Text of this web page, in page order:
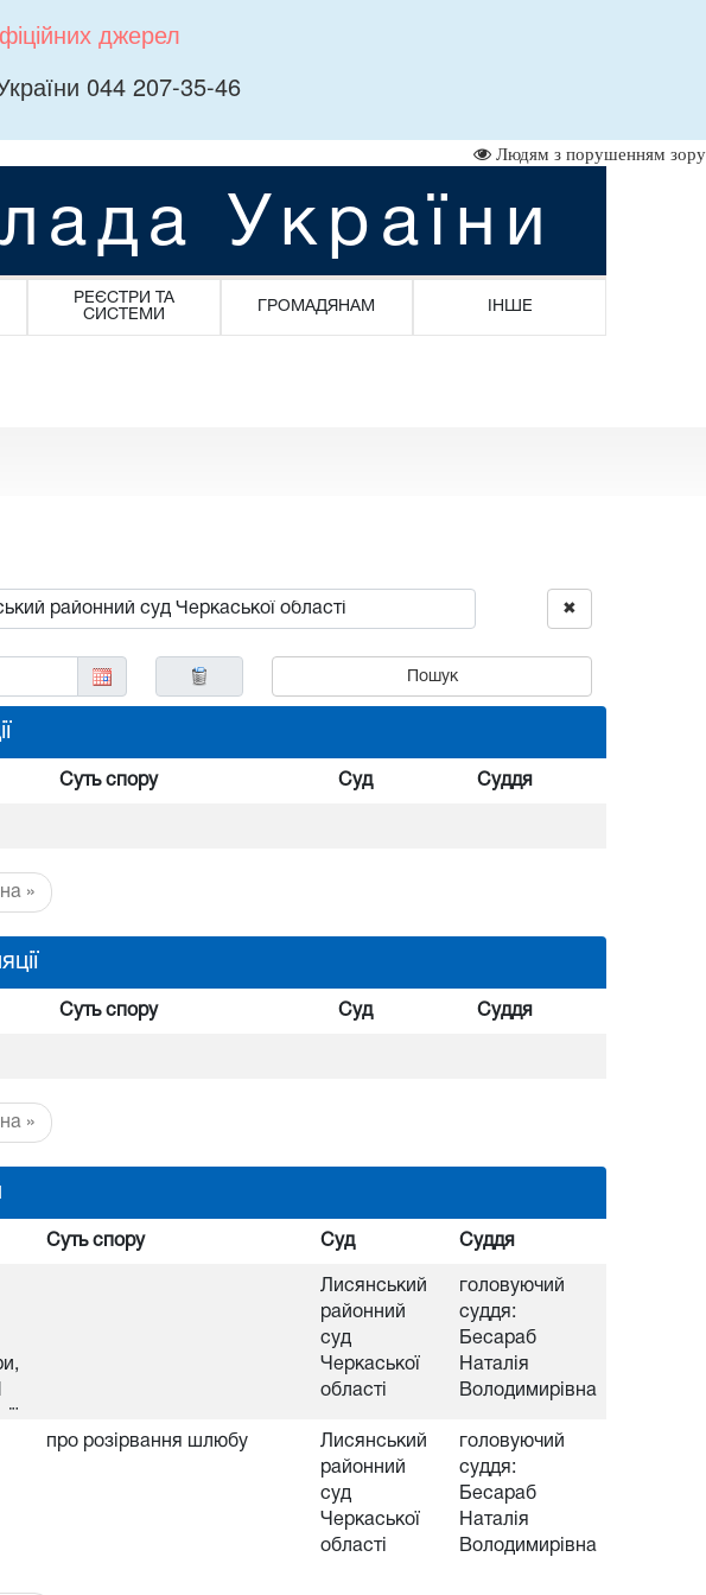
джерел
044 207-35-46
Людям з порушенням зору
України
РЕЄСТРИ ТА
СИСТЕМИ
ГРОМАДЯНАМ ІНШЕ
✖
Пошук
Суть спору Суд Суддя
»
Суть спору Суд Суддя
»
Суть спору Суд Суддя
Лисянський
районний
суд
Черкаської
області
головуючий
суддя:
Бесараб
Наталія
Володимирівна
про розірвання шлюбу
Лисянський
районний
суд
Черкаської
області
головуючий
суддя:
Бесараб
Наталія
Володимирівна